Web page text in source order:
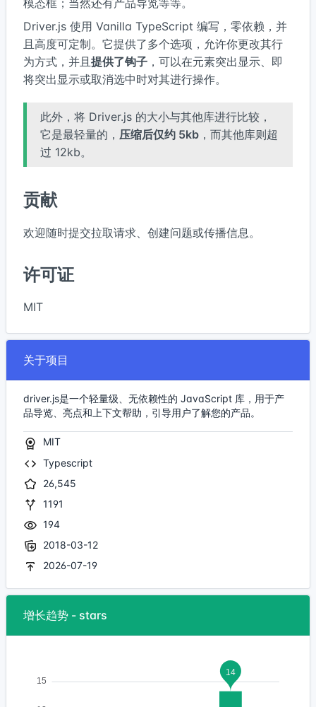
Driver.js 使用 Vanilla TypeScript 编写，零依赖，并
且高度可定制。它提供了多个选项，允许你更改其行
为方式，并且 提供了钩子 ，可以在元素突出显示、即
将突出显示或取消选中时对其进行操作。
此外，将 Driver.js 的大小与其他库进行比较，
它是最轻量的， 压缩后仅约 5kb ，而其他库则超
过 12kb。
贡献
欢迎随时提交拉取请求、创建问题或传播信息。
许可证
MIT
关于项目
driver.js是一个轻量级、无依赖性的 JavaScript 库，用于产
品导览、亮点和上下文帮助，引导用户了解您的产品。
MIT
Typescript
26,545
1191
194
2018-03-12
2026-07-19
增长趋势 - stars